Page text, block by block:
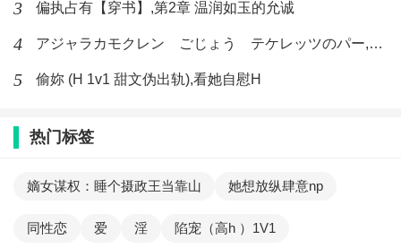
3 偏执占有【穿书】,第2章 温润如玉的允诚
4 アジャラカモクレン ごじょう テケレッツのパー,【No. 42 Rube Goldberg Machine】十四
5 偷妳 (H 1v1 甜文伪出轨),看她自慰H
热门标签
嫡女谋权：睡个摄政王当靠山 她想放纵肆意np
同性恋 爱 淫 陷宠（高h ）1V1